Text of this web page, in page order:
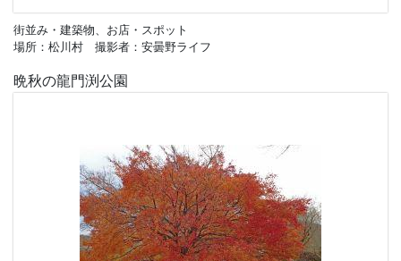
街並み・建築物、お店・スポット
場所：松川村 撮影者：安曇野ライフ
晩秋の龍門渕公園